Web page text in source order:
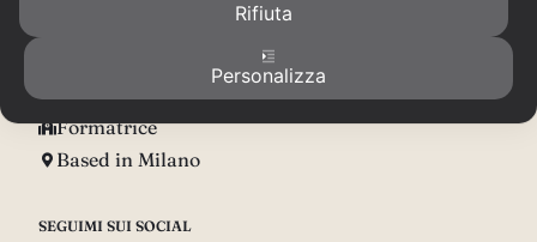
Podcaster
Formatrice
Based in Milano
SEGUIMI SUI SOCIAL
Rifiuta
Personalizza